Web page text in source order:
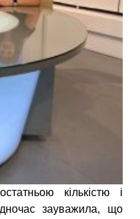
кількістю і
зауважила, що